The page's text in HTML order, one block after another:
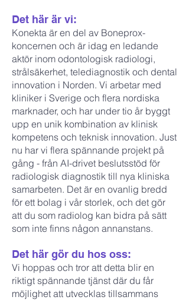
Det här är vi:
Konekta är en del av Boneprox-
koncernen och är idag en ledande
aktör inom odontologisk radiologi,
strålsäkerhet, telediagnostik och dental
innovation i Norden. Vi arbetar med
kliniker i Sverige och flera nordiska
marknader, och har under tio år byggt
upp en unik kombination av klinisk
kompetens och teknisk innovation. Just
nu har vi flera spännande projekt på
gång - från AI-drivet beslutsstöd för
radiologisk diagnostik till nya kliniska
samarbeten. Det är en ovanlig bredd
för ett bolag i vår storlek, och det gör
att du som radiolog kan bidra på sätt
som inte finns någon annanstans.
Det här gör du hos oss:
Vi hoppas och tror att detta blir en
riktigt spännande tjänst där du får
möjlighet att utvecklas tillsammans